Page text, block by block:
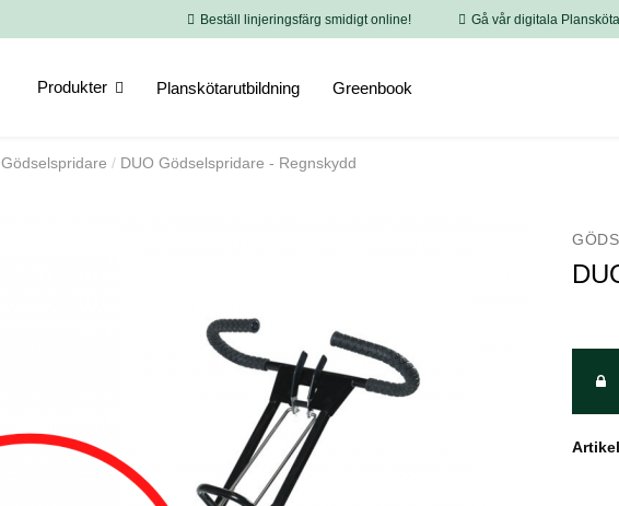
Beställ linjeringsfärg smidigt online! Gå vår digitala
Produkter Planskötarutbildning Greenbook
Gödselspridare DUO Gödselspridare - Regnskydd